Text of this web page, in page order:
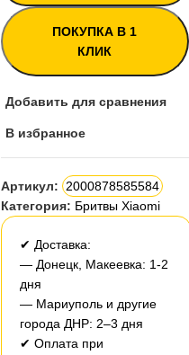
ПОКУПКА В 1
КЛИК
Добавить для сравнения
В избранное
Артикул:
2000878585584
Категория: Бритвы Xiaomi
✔ Доставка:
— Донецк, Макеевка: 1-2
дня
— Мариуполь и другие
города ДНР: 2–3 дня
✔ Оплата при